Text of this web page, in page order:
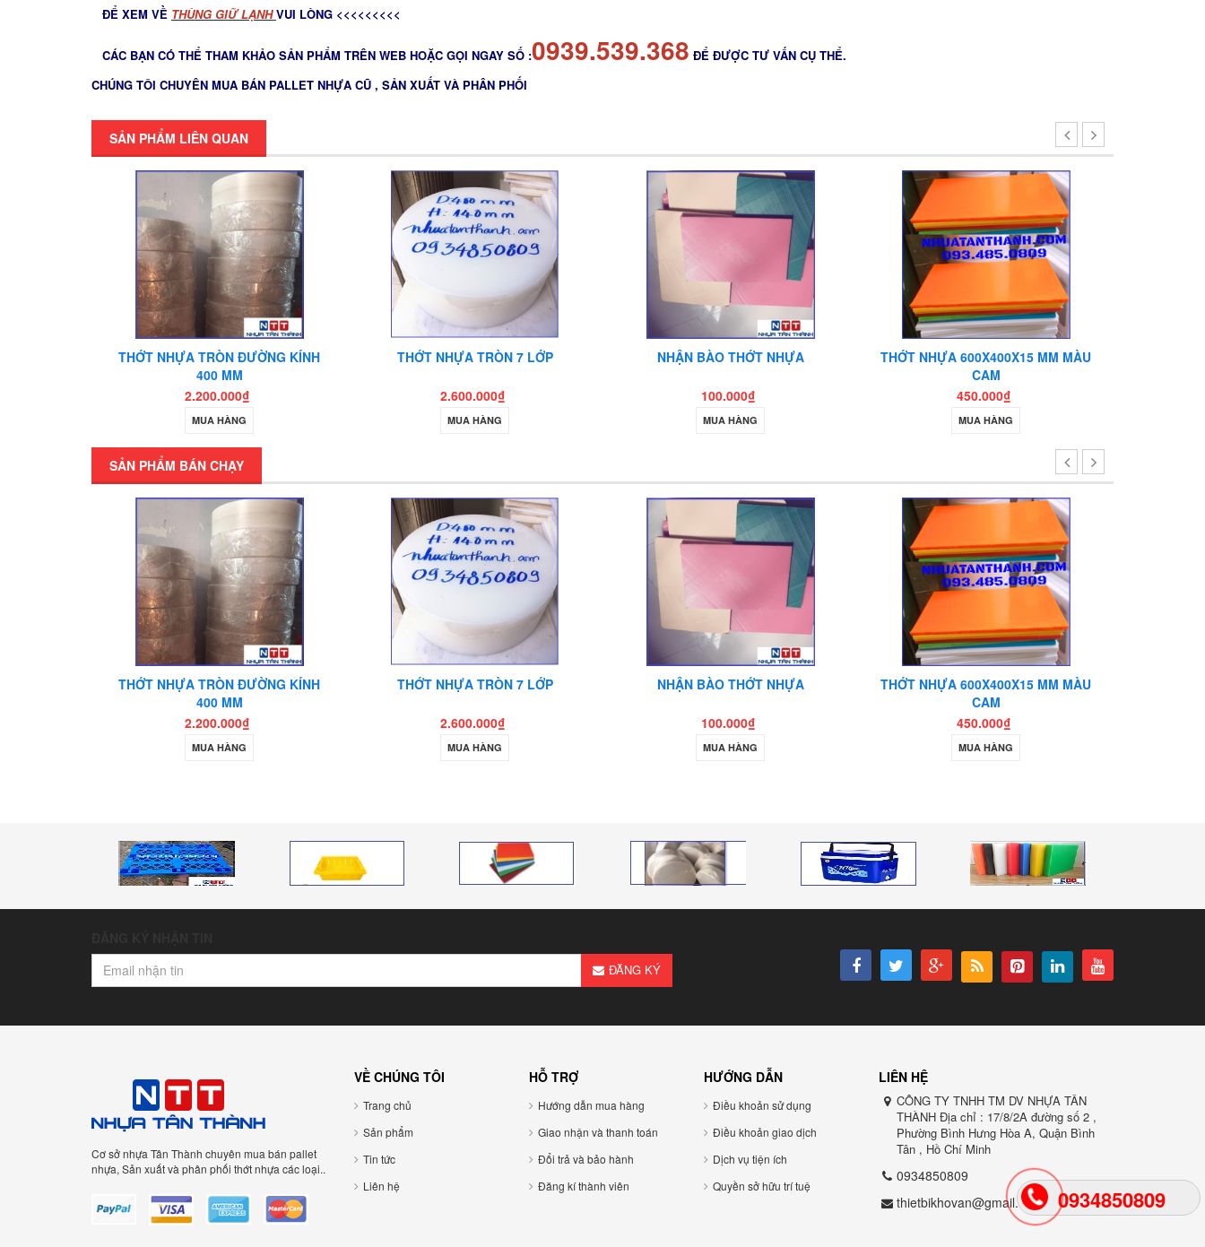
ĐỂ XEM VỀ THÙNG GIỮ LẠNH VUI LÒNG <<<<<<<<<
CÁC BẠN CÓ THỂ THAM KHẢO SẢN PHẨM TRÊN WEB HOẶC GỌI NGAY SỐ :0939.539.368 ĐỂ ĐƯỢC TƯ VẤN CỤ THỂ.
CHÚNG TÔI CHUYÊN MUA BÁN PALLET NHỰA CŨ , SẢN XUẤT VÀ PHÂN PHỐI
SẢN PHẨM LIÊN QUAN
THỚT NHỰA TRÒN ĐƯỜNG KÍNH
400 MM
2.200.000₫
MUA HÀNG
THỚT NHỰA TRÒN 7 LỚP
2.600.000₫
MUA HÀNG
NHẬN BÀO THỚT NHỰA
100.000₫
MUA HÀNG
THỚT NHỰA 600X400X15 MM MÀU
CAM
450.000₫
MUA HÀNG
SẢN PHẨM BÁN CHẠY
THỚT NHỰA TRÒN ĐƯỜNG KÍNH
400 MM
2.200.000₫
MUA HÀNG
THỚT NHỰA TRÒN 7 LỚP
2.600.000₫
MUA HÀNG
NHẬN BÀO THỚT NHỰA
100.000₫
MUA HÀNG
THỚT NHỰA 600X400X15 MM MÀU
CAM
450.000₫
MUA HÀNG
ĐĂNG KÝ
Cơ sở nhựa Tân Thành chuyên mua bán pallet
nhựa, Sản xuất và phân phối thớt nhựa các loại..
VỀ CHÚNG TÔI
Trang chủ
Sản phẩm
Tin tức
Liên hệ
HỖ TRỢ
Hướng dẫn mua hàng
Giao nhận và thanh toán
Đổi trả và bảo hành
Đăng kí thành viên
HƯỚNG DẪN
Điều khoản sử dụng
Điều khoản giao dịch
Dịch vụ tiện ích
Quyền sở hữu trí tuệ
LIÊN HỆ
CÔNG TY TNHH TM DV NHỰA TÂN
THÀNH Địa chỉ : 17/8/2A đường số 2 ,
Phường Bình Hưng Hòa A, Quận Bình
Tân , Hồ Chí Minh
0934850809
thietbikhovan@gmail.com
0934850809